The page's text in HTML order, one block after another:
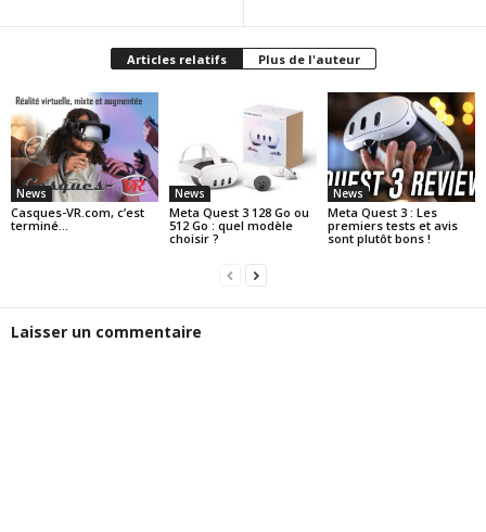
Articles relatifs Plus de l'auteur
News
Casques-VR.com, c’est
terminé…
News
Meta Quest 3 128 Go ou
512 Go : quel modèle
choisir ?
News
Meta Quest 3 : Les
premiers tests et avis
sont plutôt bons !
Laisser un commentaire